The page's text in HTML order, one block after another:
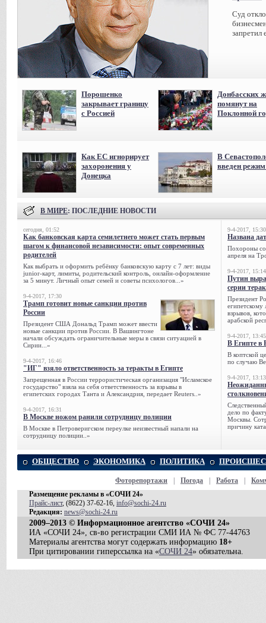
Суд
запретил
Порошенко
закрывает границу
с Россией
Донбасских
помянут на
Поклонной
Как ЕС игнорирует
захоронения у
Донецка
В
введен
В МИРЕ: ПОСЛЕДНИЕ НОВОСТИ
сегодня, 01:52
Как банковская карта семилетнего может стать первым
шагом к финансовой независимости: опыт современных
родителей
Как выбрать и оформить ребёнку банковскую карту с 7 лет: виды
junior-карт, лимиты, родительский контроль, онлайн-оформление
за 5 минут. Личный опыт семей и советы психологов...»
9-4-2017, 17:30
Трамп готовит новые санкции против
России
Президент США Дональд Трамп может ввести
новые санкции против России. В Вашингтоне
начали обсуждать ограничительные меры в связи ситуацией в
Сирии...»
9-4-2017, 16:46
"ИГ" взяло ответственность за теракты в Египте
Запрещенная в России террористическая организация "Исламское
государство" взяла на себя ответственность за взрывы в
египетских городах Танта и Александрия, передает Reuters..»
9-4-2017, 16:31
В Москве ножом ранили сотрудницу полиции
В Москве в Петроверигском переулке неизвестный напали на
сотрудницу полиции..»
9-4-2017, 15:30
Названа
Похороны
апреля на
9-4-2017, 15:14
Путин
серии
Президент
египетскому
взрывов,
арабской
9-4-2017, 13:45
В Египте в
В коптской
по случаю
9-4-2017, 13:13
дело по
Москвы.
причину
ОБЩЕСТВО ЭКОНОМИКА ПОЛИТИКА
Фоторепортажи Погода Работа
Размещение рекламы в «СОЧИ 24»
Прайс-лист, (8622) 37-62-16, info@sochi-24.ru
Редакция: news@sochi-24.ru
2009–2013 © Информационное агентство «СОЧИ 24»
ИА «СОЧИ 24», св-во регистрации СМИ ИА № ФС 77-44763
Материалы агентства могут содержать информацию 18+
При цитировании гиперссылка на «СОЧИ 24» обязательна.